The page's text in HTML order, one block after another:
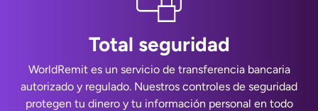
Total seguridad
WorldRemit es un servicio de transferencia bancaria
autorizado y regulado. Nuestros controles de seguridad
protegen tu dinero y tu información personal en todo